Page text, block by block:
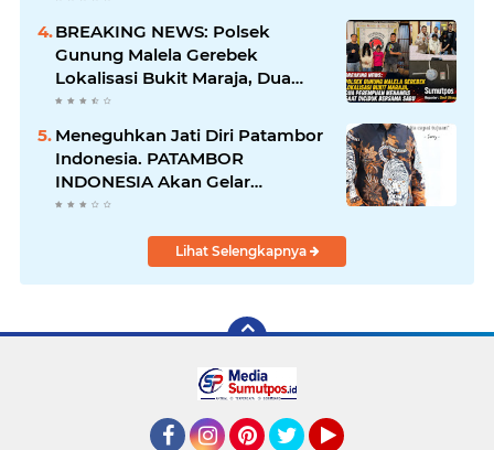
BREAKING NEWS: Polsek
Gunung Malela Gerebek
Lokalisasi Bukit Maraja, Dua
Perempuan Menangis Saat
Diciduk Bersama Sabu
Meneguhkan Jati Diri Patambor
Indonesia. PATAMBOR
INDONESIA Akan Gelar
RAKERNAS II Di Jakarta.
Lihat Selengkapnya